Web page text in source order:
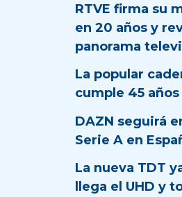
RTVE firma su
en 20 años y
panorama
La popular
cumple 45
DAZN seguirá
Serie A en
La nueva TDT
llega el UHD y